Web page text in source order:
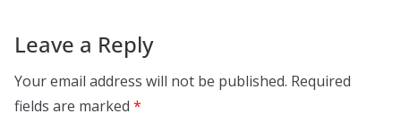
Leave a Reply
Your email address will not be published. Required
fields are marked *